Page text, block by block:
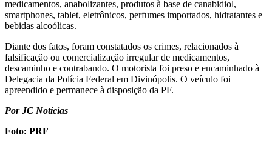
medicamentos, anabolizantes, produtos à base de canabidiol,
smartphones, tablet, eletrônicos, perfumes importados, hidratantes e
bebidas alcoólicas.
Diante dos fatos, foram constatados os crimes, relacionados à
falsificação ou comercialização irregular de medicamentos,
descaminho e contrabando. O motorista foi preso e encaminhado à
Delegacia da Polícia Federal em Divinópolis. O veículo foi
apreendido e permanece à disposição da PF.
Por JC Notícias
Foto: PRF